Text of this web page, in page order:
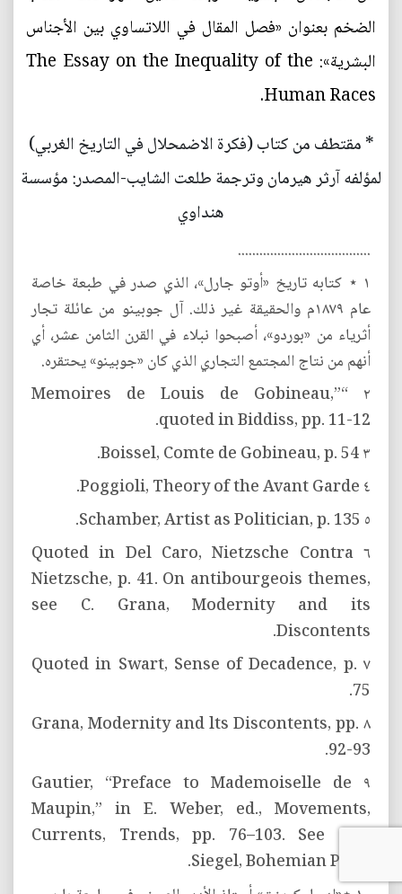
الضخم بعنوان «فصل المقال في اللاتساوي بين الأجناس
البشرية»: The Essay on the Inequality of the
Human Races.
* مقتطف من كتاب (فكرة الاضمحلال في التاريخ الغربي)
لمؤلفه آرثر هيرمان وترجمة طلعت الشايب-المصدر: مؤسسة
هنداوي
.....................................
١ ⋆ كتابه تاريخ «أوتو جارل»، الذي صدر في طبعة خاصة
عام ۱۸۷۹م والحقيقة غير ذلك. آل جوبينو من عائلة تجار
أثرياء من «بوردو»، أصبحوا نبلاء في القرن الثامن عشر، أي
أنهم من نتاج المجتمع التجاري الذي كان «جوبینو» يحتقره.
٢ “Memoires de Louis de Gobineau,”
quoted in Biddiss, pp. 11-12.
٣ Boissel, Comte de Gobineau, p. 54.
٤ Poggioli, Theory of the Avant Garde.
٥ Schamber, Artist as Politician, p. 135.
٦ Quoted in Del Caro, Nietzsche Contra
Nietzsche, p. 41. On antibourgeois themes,
see C. Grana, Modernity and its
Discontents.
٧ Quoted in Swart, Sense of Decadence, p.
75.
٨ Grana, Modernity and lts Discontents, pp.
92-93.
٩ Gautier, “Preface to Mademoiselle de
Maupin,” in E. Weber, ed., Movements,
Currents, Trends, pp. 76–103. See also
Siegel, Bohemian Paris.